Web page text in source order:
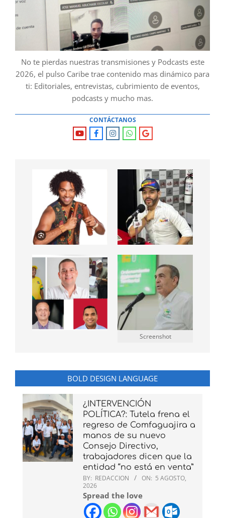
No te pierdas nuestras transmisiones y Podcasts este
2026, el pulso Caribe trae contenido mas dinámico para
ti: Editoriales, entrevistas, cubrimiento de eventos,
podcasts y mucho mas.
CONTÁCTANOS
Screenshot
BOLD DESIGN LANGUAGE
¿INTERVENCIÓN
POLÍTICA?: Tutela frena el
regreso de Comfaguajira a
manos de su nuevo
Consejo Directivo,
trabajadores dicen que la
entidad “no está en venta”
BY: REDACCION ON: 5 AGOSTO,
2026
Spread the love